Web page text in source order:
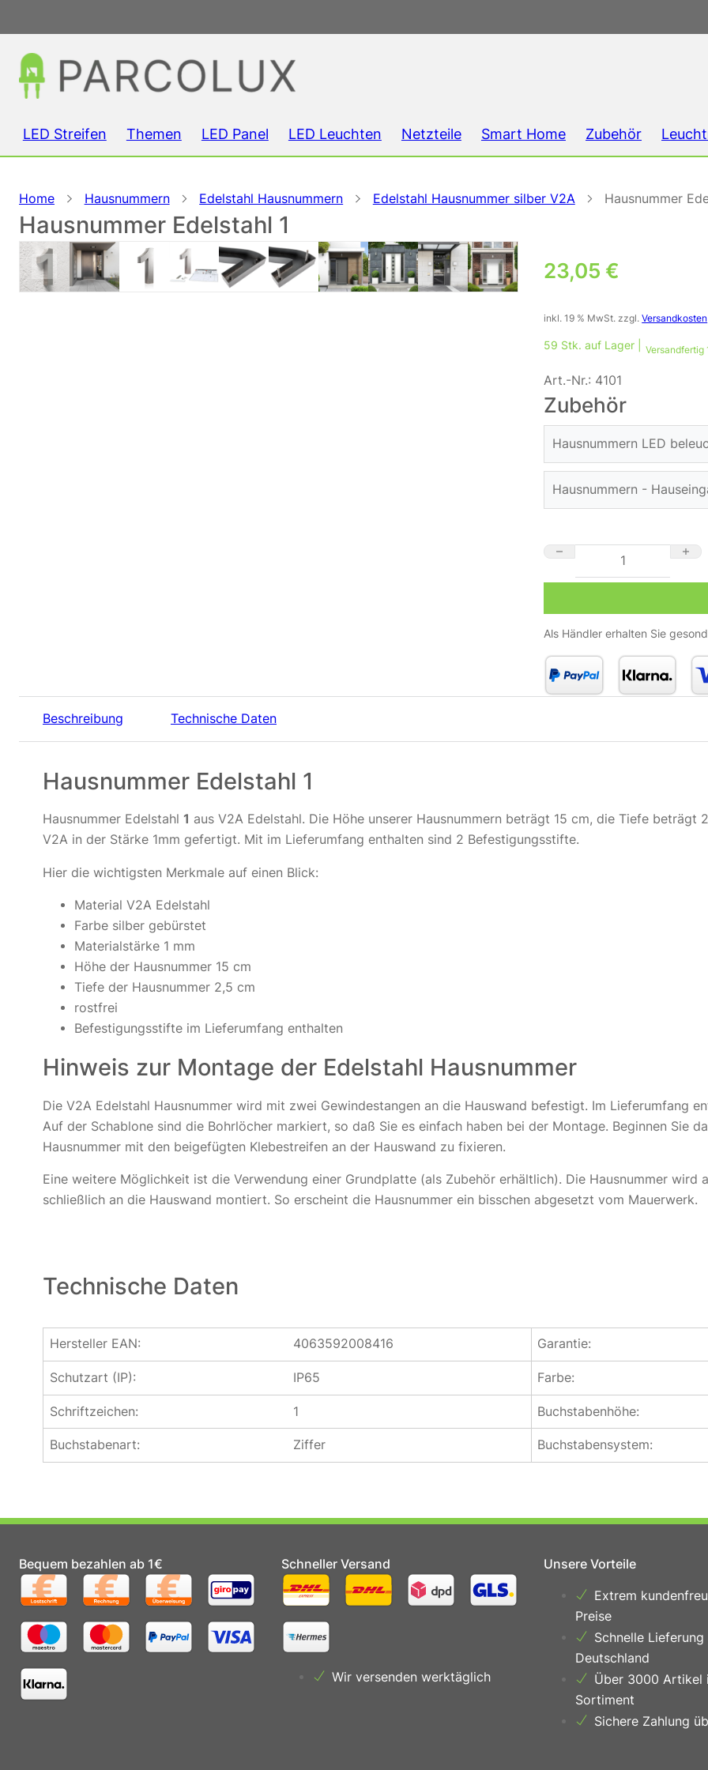
LED Streifen Themen LED Panel LED Leuchten Netzteile Smart Home Zubehör
Home Hausnummern Edelstahl Hausnummern Edelstahl Hausnummer silber V2A Hausnummer
Hausnummer Edelstahl 1
23,05 €
inkl. 19 % MwSt. zzgl.Versandkosten
59 Stk. auf Lager | Versandfertig
Art.-Nr.: 4101
Zubehör
Hausnummern LED
inkl.
Hausnummern -
Hausnummer Edelstahl 1
Als Händler erhalten Sie
Beschreibung Technische Daten
Hausnummer Edelstahl 1
Hausnummer Edelstahl 1 aus V2A Edelstahl. Die Höhe unserer Hausnummern beträgt 15 cm, die Tiefe beträgt
V2A in der Stärke 1mm gefertigt. Mit im Lieferumfang enthalten sind 2 Befestigungsstifte.
Hier die wichtigsten Merkmale auf einen Blick:
Material V2A Edelstahl
Farbe silber gebürstet
Materialstärke 1 mm
Höhe der Hausnummer 15 cm
Tiefe der Hausnummer 2,5 cm
rostfrei
Befestigungsstifte im Lieferumfang enthalten
Hinweis zur Montage der Edelstahl Hausnummer
Die V2A Edelstahl Hausnummer wird mit zwei Gewindestangen an die Hauswand befestigt. Im Lieferumfang
Auf der Schablone sind die Bohrlöcher markiert, so daß Sie es einfach haben bei der Montage. Beginnen Sie
Hausnummer mit den beigefügten Klebestreifen an der Hauswand zu fixieren.
Eine weitere Möglichkeit ist die Verwendung einer Grundplatte (als Zubehör erhältlich). Die Hausnummer
schließlich an die Hauswand montiert. So erscheint die Hausnummer ein bisschen abgesetzt vom Mauerwerk.
Technische Daten
Hersteller EAN: 4063592008416 Garantie:
Schutzart (IP): IP65 Farbe:
Schriftzeichen: 1 Buchstabenhöhe:
Buchstabenart: Ziffer Buchstabensystem:
Bequem bezahlen ab 1€ Schneller Versand
Wir versenden werktäglich
Unsere Vorteile
Extrem
Preise
Schnelle Lieferung
Deutschland
Über 3000 Artikel
Sortiment
Sichere Zahlung